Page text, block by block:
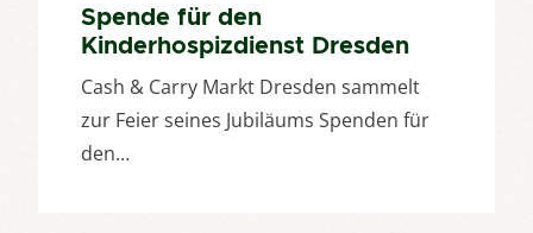
Spende für den
Kinderhospizdienst Dresden
Cash & Carry Markt Dresden sammelt
zur Feier seines Jubiläums Spenden für
den…